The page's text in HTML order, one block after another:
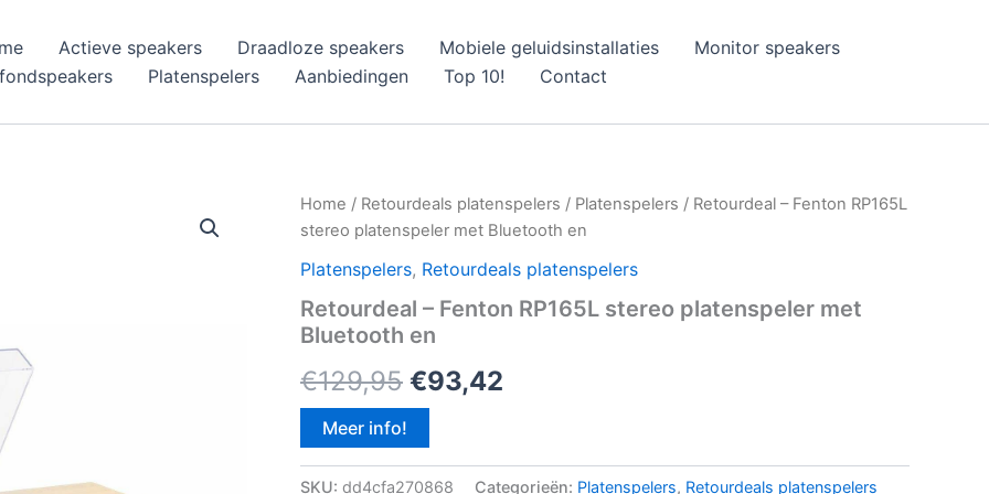
Actieve speakers Draadloze speakers Mobiele geluidsinstallaties
Monitor speakers
Platenspelers Aanbiedingen Top 10! Contact
Home / Retourdeals platenspelers / Platenspelers / Retourdeal – Fenton RP165L
stereo platenspeler met Bluetooth en
Platenspelers, Retourdeals platenspelers
Retourdeal – Fenton RP165L stereo platenspeler met
Bluetooth en
€129,95 Oorspronkelijke
was:
€93,42
is:
Meer info!
SKU: dd4cfa270868 Categorieën: Platenspelers, Retourdeals platenspelers